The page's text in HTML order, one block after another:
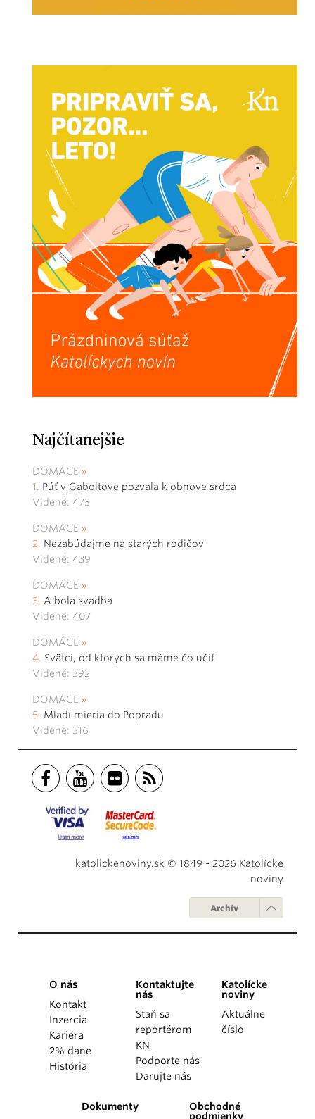
Najčítanejšie
DOMÁCE
Púť v Gaboltove pozvala k obnove srdca
Videné: 473
DOMÁCE
Nezabúdajme na starých rodičov
Videné: 439
DOMÁCE
A bola svadba
Videné: 407
DOMÁCE
Svätci, od ktorých sa máme čo učiť
Videné: 392
DOMÁCE
Mladí mieria do Popradu
Videné: 316
katolickenoviny.sk © 1849 - 2026 Katolícke
noviny
Archív
O nás
Kontakt
Inzercia
Kariéra
2% dane
História
Kontaktujte
nás
Staň sa
reportérom
KN
Podporte nás
Darujte nás
Katolícke
noviny
Aktuálne
číslo
Dokumenty
Obchodné
podmienky